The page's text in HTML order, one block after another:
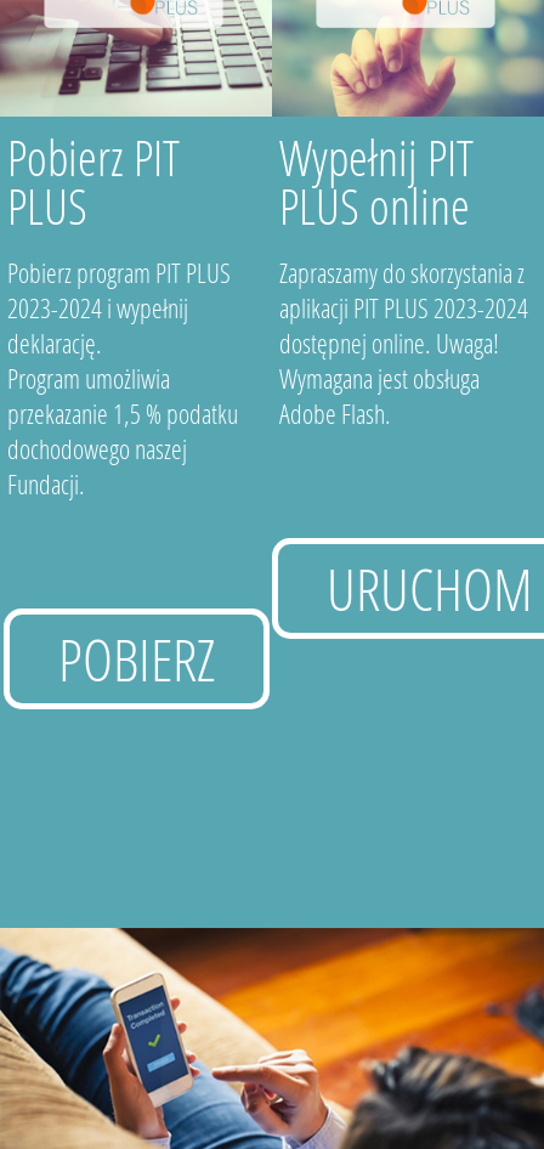
Pobierz PIT
PLUS
Pobierz program PIT PLUS
2023-2024 i wypełnij
deklarację.
Program umożliwia
przekazanie 1,5 % podatku
dochodowego naszej
Fundacji.
POBIERZ
Wypełnij PIT
PLUS online
Zapraszamy do skorzystania z
aplikacji PIT PLUS 2023-2024
dostępnej online. Uwaga!
Wymagana jest obsługa
Adobe Flash.
URUCHOM